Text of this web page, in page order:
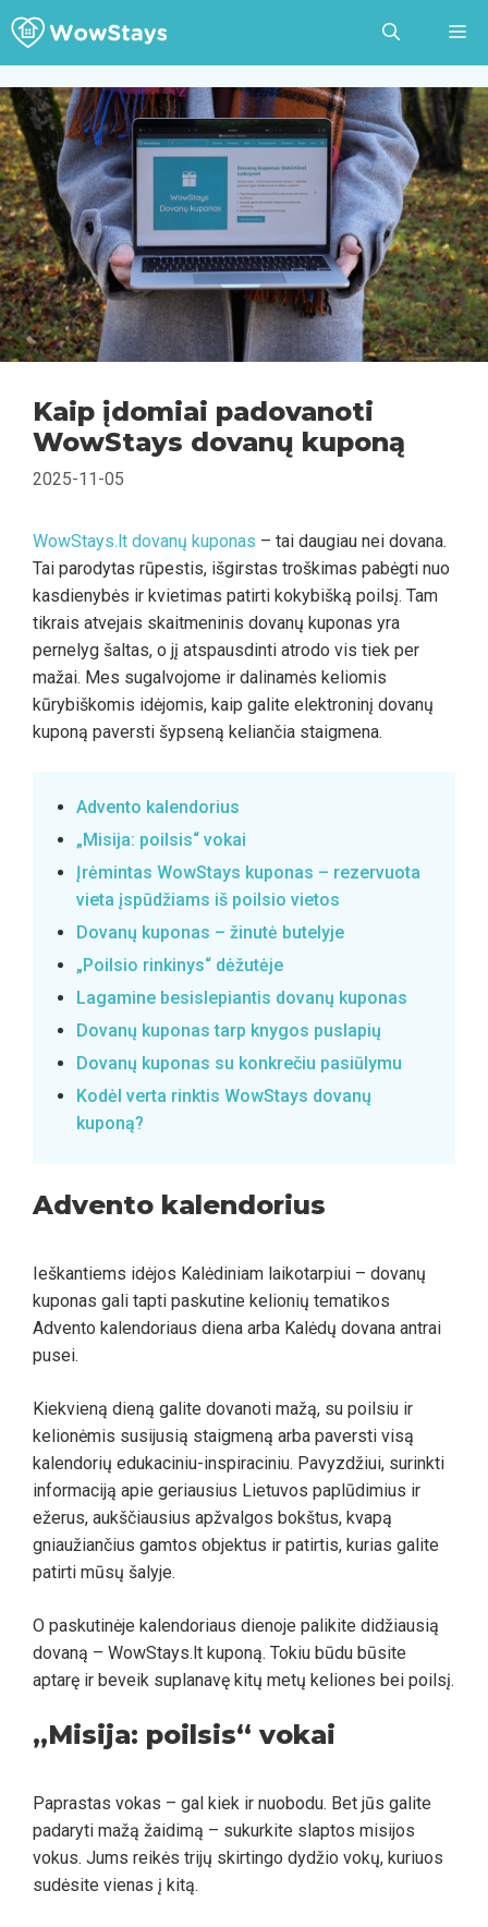
Pereiti
prie
turinio
Kaip įdomiai padovanoti
WowStays dovanų kuponą
2025-11-05
WowStays.lt dovanų kuponas – tai daugiau nei dovana.
Tai parodytas rūpestis, išgirstas troškimas pabėgti nuo
kasdienybės ir kvietimas patirti kokybišką poilsį. Tam
tikrais atvejais skaitmeninis dovanų kuponas yra
pernelyg šaltas, o jį atspausdinti atrodo vis tiek per
mažai. Mes sugalvojome ir dalinamės keliomis
kūrybiškomis idėjomis, kaip galite elektroninį dovanų
kuponą paversti šypseną keliančia staigmena.
Advento kalendorius
„Misija: poilsis“ vokai
Įrėmintas WowStays kuponas – rezervuota
vieta įspūdžiams iš poilsio vietos
Dovanų kuponas – žinutė butelyje
„Poilsio rinkinys“ dėžutėje
Lagamine besislepiantis dovanų kuponas
Dovanų kuponas tarp knygos puslapių
Dovanų kuponas su konkrečiu pasiūlymu
Kodėl verta rinktis WowStays dovanų
kuponą?
Advento kalendorius
Ieškantiems idėjos Kalėdiniam laikotarpiui – dovanų
kuponas gali tapti paskutine kelionių tematikos
Advento kalendoriaus diena arba Kalėdų dovana antrai
pusei.
Kiekvieną dieną galite dovanoti mažą, su poilsiu ir
kelionėmis susijusią staigmeną arba paversti visą
kalendorių edukaciniu-inspiraciniu. Pavyzdžiui, surinkti
informaciją apie geriausius Lietuvos paplūdimius ir
ežerus, aukščiausius apžvalgos bokštus, kvapą
gniaužiančius gamtos objektus ir patirtis, kurias galite
patirti mūsų šalyje.
O paskutinėje kalendoriaus dienoje palikite didžiausią
dovaną – WowStays.lt kuponą. Tokiu būdu būsite
aptarę ir beveik suplanavę kitų metų keliones bei poilsį.
„Misija: poilsis“ vokai
Paprastas vokas – gal kiek ir nuobodu. Bet jūs galite
padaryti mažą žaidimą – sukurkite slaptos misijos
vokus. Jums reikės trijų skirtingo dydžio vokų, kuriuos
sudėsite vienas į kitą.